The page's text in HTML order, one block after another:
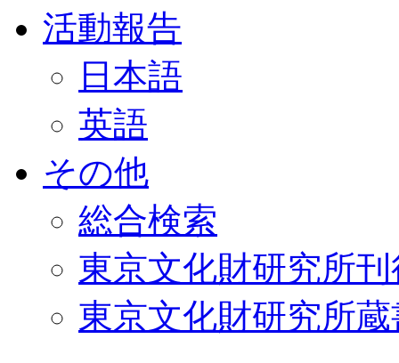
活動報告
日本語
英語
その他
総合検索
東京文化財研究所
東京文化財研究所